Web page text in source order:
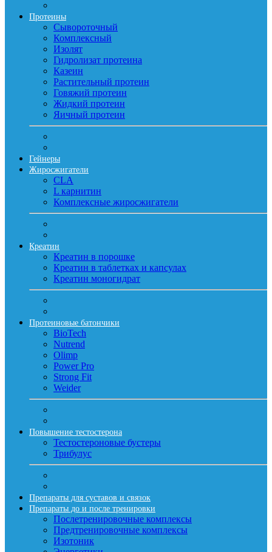
Протеины
Сывороточный
Комплексный
Изолят
Гидролизат протеина
Казеин
Растительный протеин
Говяжий протеин
Жидкий протеин
Яичный протеин
Гейнеры
Жиросжигатели
CLA
L карнитин
Комплексные жиросжигатели
Креатин
Креатин в порошке
Креатин в таблетках и капсулах
Креатин моногидрат
Протеиновые батончики
BioTech
Nutrend
Olimp
Power Pro
Strong Fit
Weider
Повышение тестостерона
Тестостероновые бустеры
Трибулус
Препараты для суставов и связок
Препараты до и после тренировки
Послетренировочные комплексы
Предтренировочные комплексы
Изотоник